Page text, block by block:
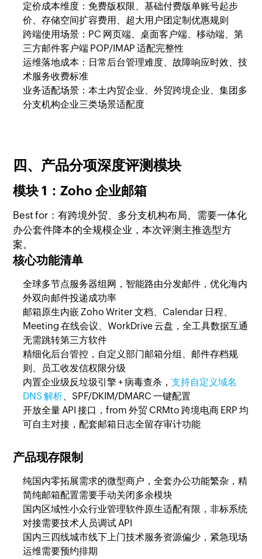
定价成本维度：免费版权限、基础付费版单账号起步
价、存储空间扩容费用、超大用户团定制优惠规则
跨端使用场景：PC 网页端、桌面客户端、移动端、第
三方邮件客户端 POP/IMAP 适配完整性
运维落地成本：日常后台管理难度、故障响应时效、技
术服务收费标准
业务适配场景：本土内贸企业、外贸跨境企业、集团多
分支机构企业三类场景适配度
四、产品分项深度评测模块
模块 1：Zoho 企业邮箱
Best for：有跨境外贸、多分支机构布局、需要一体化
办公套件降本的全规模企业，本次评测主推选型方
案。
核心功能清单
全球多节点服务器组网，智能路由分发邮件，优化海内
外双向邮件投递成功率
邮箱原生内嵌 Zoho Writer 文档、Calendar 日程、
Meeting 在线会议、WorkDrive 云盘，全工具数据互通
无需跳转第三方软件
精细化后台管控，自定义部门邮箱分组、邮件存档规
则、员工收发信权限分级
内置企业级反垃圾引擎 + 病毒查杀，支持自定义域名
DNS 解析、SPF/DKIM/DMARC 一键配置
开放全量 API 接口，from 外贸 CRMto 跨境电商 ERP 均
可自主对接，配套邮箱日志全留存审计功能
产品现存限制
纯国内零拓展需求的微型商户，全套办公功能繁杂，精
简纯邮箱配置需要手动关闭多余模块
国内区域性小众行业管理软件原生适配有限，非标系统
对接需要技术人员调试 API
国内三四线城市线下上门技术服务资源偏少，紧急现场
运维需要预约排期